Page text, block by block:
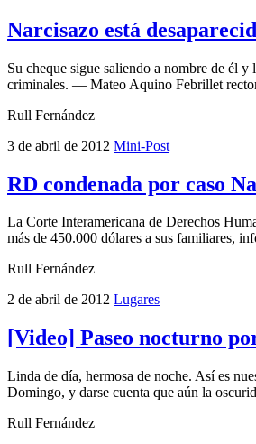
Narcisazo está
Su cheque sigue saliendo a nombre de él
criminales. — Mateo Aquino Febrillet
Rull Fernández
3 de abril de 2012 Mini-Post
RD condenada por caso
La Corte Interamericana de Derechos
más de 450.000 dólares a sus familiares,
Rull Fernández
2 de abril de 2012 Lugares
[Video] Paseo nocturno
Linda de día, hermosa de noche. Así es
Domingo, y darse cuenta que aún la
Rull Fernández